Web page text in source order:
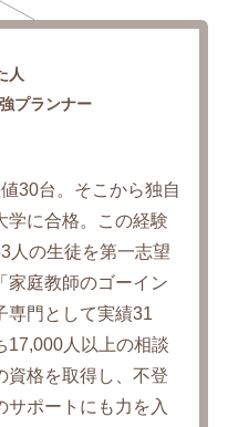
人
プランナー
30台。そこから独自
学に合格。この経験
人の生徒を第一志望
家庭教師のゴーイン
専門として実績31
17,000人以上の相談
資格を取得し、不登
サポートにも力を入